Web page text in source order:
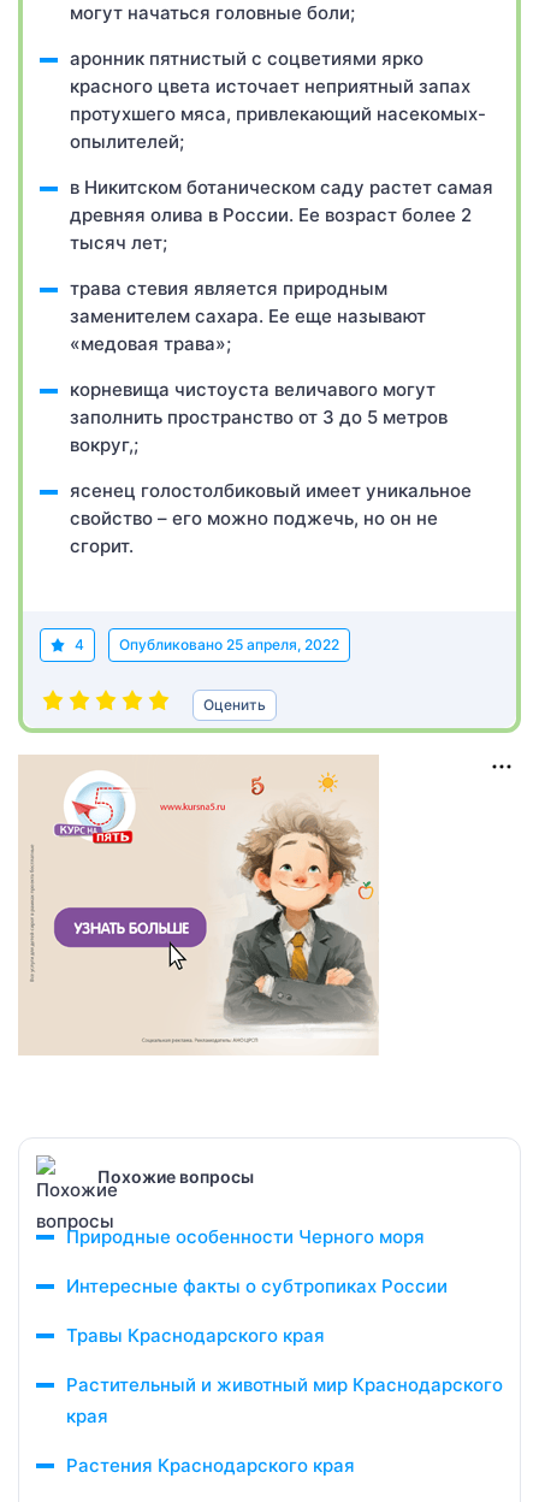
могут начаться головные боли;
аронник пятнистый с соцветиями ярко
красного цвета источает неприятный запах
протухшего мяса, привлекающий насекомых-
опылителей;
в Никитском ботаническом саду растет самая
древняя олива в России. Ее возраст более 2
тысяч лет;
трава стевия является природным
заменителем сахара. Ее еще называют
«медовая трава»;
корневища чистоуста величавого могут
заполнить пространство от 3 до 5 метров
вокруг,;
ясенец голоcтолбиковый имеет уникальное
свойство – его можно поджечь, но он не
сгорит.
4 Опубликовано 25 апреля, 2022
Оценить
Похожие вопросы
Природные особенности Черного моря
Интересные факты о субтропиках России
Травы Краснодарского края
Растительный и животный мир Краснодарского
края
Растения Краснодарского края